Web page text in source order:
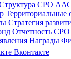
Структура СРО
Территориальные
Стратегия
Отчетность
Награды
Вконтакте